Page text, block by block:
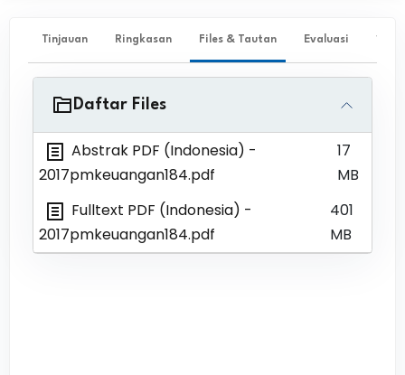
Tinjauan Ringkasan Files & Tautan Evaluasi ✨
Daftar Files
Abstrak PDF (Indonesia) -
2017pmkeuangan184.pdf
17
MB
Fulltext PDF (Indonesia) -
2017pmkeuangan184.pdf
401
MB